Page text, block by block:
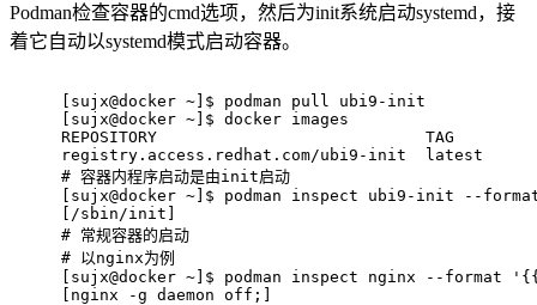
Podman检查容器的cmd选项，然后为init系统启动systemd，接
着它自动以systemd模式启动容器。
[sujx@docker ~]$ podman pull ubi9-init
[sujx@docker ~]$ docker images
REPOSITORY                            TAG
registry.access.redhat.com/ubi9-init  latest
# 容器内程序启动是由init启动
[sujx@docker ~]$ podman inspect ubi9-init --
[/sbin/init]
# 常规容器的启动
#
以nginx为例
[sujx@docker ~]$ podman inspect nginx --format
[nginx -g daemon off;]